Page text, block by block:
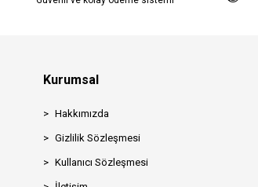
Kurumsal
Hakkımızda
Gizlilik Sözleşmesi
Kullanıcı Sözleşmesi